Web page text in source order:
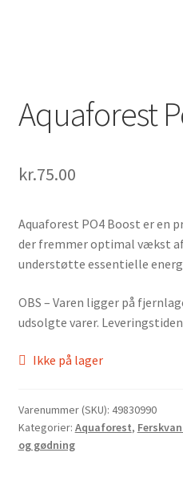
Aquaforest
kr.75.00
Aquaforest PO4 Boost er en
der fremmer optimal vækst
understøtte essentielle
OBS – Varen ligger på
udsolgte varer.
Ikke på lager
Varenummer (SKU): 49830990
Kategorier: Aquaforest,
og gødning